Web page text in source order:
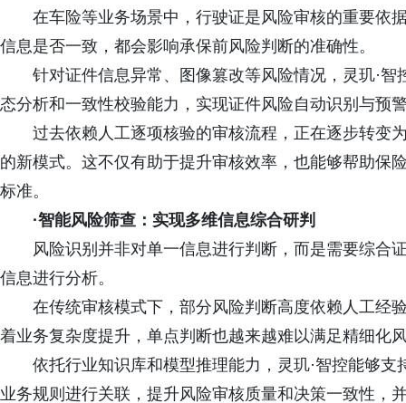
在车险等业务场景中，行驶证是风险审核的重要依
信息是否一致，都会影响承保前风险判断的准确性。
针对证件信息异常、图像篡改等风险情况，灵玑·
态分析和一致性校验能力，实现证件风险自动识别与预
过去依赖人工逐项核验的审核流程，正在逐步转变
的新模式。这不仅有助于提升审核效率，也能够帮助保
标准。
·智能风险筛查：实现多维信息综合研判
风险识别并非对单一信息进行判断，而是需要综合
信息进行分析。
在传统审核模式下，部分风险判断高度依赖人工经
着业务复杂度提升，单点判断也越来越难以满足精细化
依托行业知识库和模型推理能力，灵玑·智控能够
业务规则进行关联，提升风险审核质量和决策一致性，